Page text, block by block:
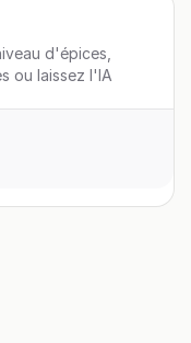
d'épices,
ou laissez l'IA